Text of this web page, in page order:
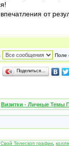
от
Поле
Поделиться…
Визитки - Личные Темы
Телескоп график